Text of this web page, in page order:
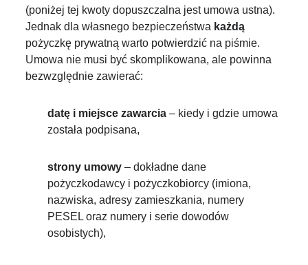
(poniżej tej kwoty dopuszczalna jest umowa ustna).
Jednak dla własnego bezpieczeństwa każdą
pożyczkę prywatną warto potwierdzić na piśmie.
Umowa nie musi być skomplikowana, ale powinna
bezwzględnie zawierać:
datę i miejsce zawarcia– kiedy i gdzie umowa
została podpisana,
strony umowy – dokładne dane
pożyczkodawcy i pożyczkobiorcy (imiona,
nazwiska, adresy zamieszkania, numery
PESEL oraz numery i serie dowodów
osobistych),